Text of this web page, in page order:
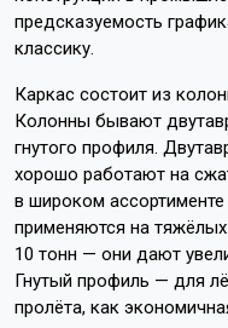
предсказуемость
классику.
Каркас состоит из
Колонны бывают
гнутого профиля.
хорошо работают на
в широком
применяются на
10 тонн — они дают
Гнутый профиль — для
пролёта, как